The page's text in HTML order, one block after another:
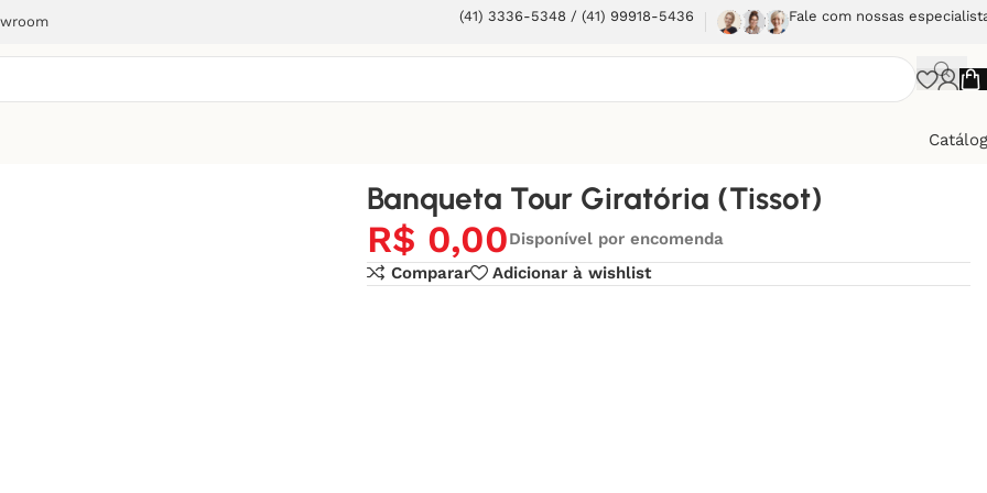
(41) 3336-5348 / (41) 99918-5436 Fale com nossas
Banqueta Tour Giratória (Tissot)
R$ 0,00Disponível por encomenda
Comparar
Adicionar à wishlist